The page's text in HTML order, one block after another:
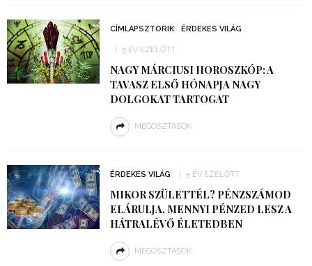
CÍMLAPSZTORIK ÉRDEKES VILÁG
5 ÉV EZELŐTT
NAGY MÁRCIUSI HOROSZKÓP: A
TAVASZ ELSŐ HÓNAPJA NAGY
DOLGOKAT TARTOGAT
MEGOSZTÁSOK
ÉRDEKES VILÁG 5 ÉV EZELŐTT
MIKOR SZÜLETTÉL? PÉNZSZÁMOD
ELÁRULJA, MENNYI PÉNZED LESZ A
HÁTRALÉVŐ ÉLETEDBEN
MEGOSZTÁSOK